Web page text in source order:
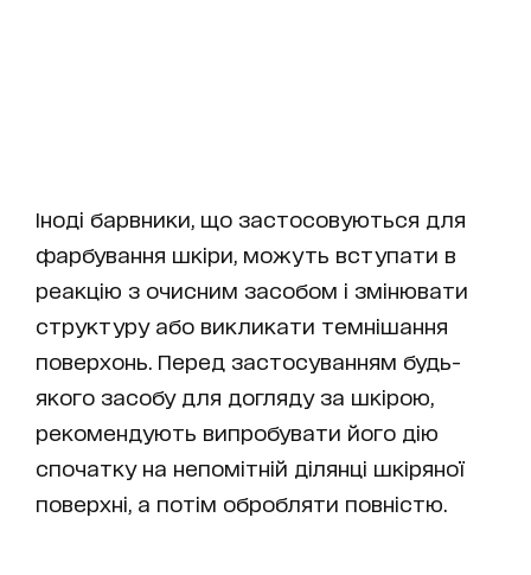
Іноді барвники, що застосовуються для
фарбування шкіри, можуть вступати в
реакцію з очисним засобом і змінювати
структуру або викликати темнішання
поверхонь. Перед застосуванням будь-
якого засобу для догляду за шкірою,
рекомендують випробувати його дію
спочатку на непомітній ділянці шкіряної
поверхні, а потім обробляти повністю.